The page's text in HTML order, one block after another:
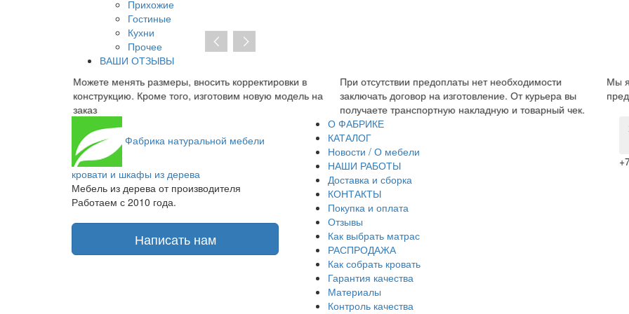
Прихожие
Гостиные
Кухни
Прочее
ВАШИ ОТЗЫВЫ
корректировки в
новую модель на
При отсутствии предоплаты нет необходимости
заключать договор на изготовление. От курьера вы
получаете транспортную накладную и товарный чек.
Мы являемся прямым производителем, поэтому
предложить низкую цену без дополнительных
Фабрика натуральной мебели
кровати и шкафы из дерева
Мебель из дерева от производителя
Работаем с 2010 года.
Написать нам
О ФАБРИКЕ
КАТАЛОГ
Новости / О мебели
НАШИ РАБОТЫ
Доставка и сборка
КОНТАКТЫ
Покупка и оплата
Отзывы
Как выбрать матрас
РАСПРОДАЖА
Как собрать кровать
Гарантия качества
Материалы
Контроль качества